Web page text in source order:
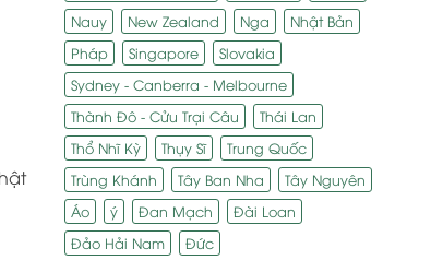
Nauy
New Zealand Nga
Nhật Bản
Pháp
Singapore
Slovakia
Sydney - Canberra - Melbourne
Thành Đô - Cửu Trại Câu
Thái Lan
Thổ Nhĩ Kỳ
Thụy Sĩ
Trung Quốc
Trùng Khánh
Tây Ban Nha
Tây Nguyên
Áo
ý Đan Mạch
Đài Loan
Đảo Hải Nam
Đức